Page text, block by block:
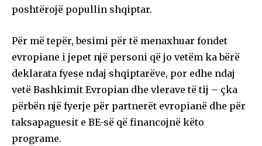
poshtërojë popullin shqiptar.
Për më tepër, besimi për të menaxhuar fondet
evropiane i jepet një personi që jo vetëm ka bërë
deklarata fyese ndaj shqiptarëve, por edhe ndaj
vetë Bashkimit Evropian dhe vlerave të tij – çka
përbën një fyerje për partnerët evropianë dhe për
taksapaguesit e BE-së që financojnë këto
programe.